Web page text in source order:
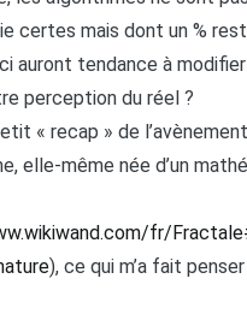
certes mais dont un %
auront tendance à modifier
perception du réel ?
« recap » de
elle-même née d’un
fr/
), ce qui m’a fait